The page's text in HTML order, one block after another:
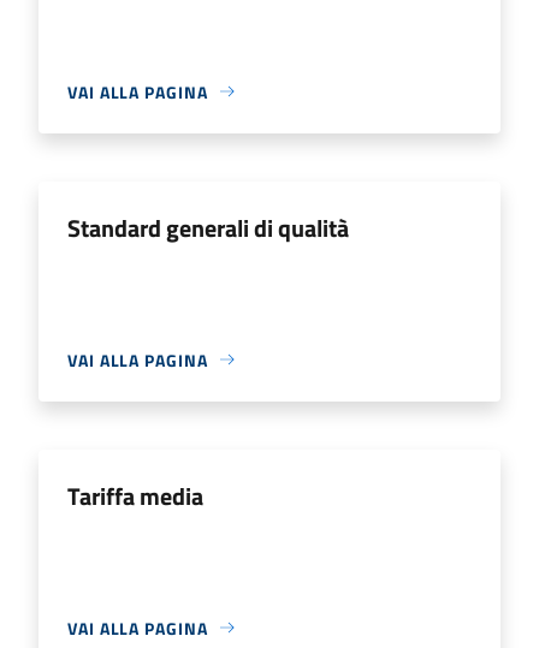
VAI ALLA PAGINA
Standard generali di qualità
VAI ALLA PAGINA
Tariffa media
VAI ALLA PAGINA